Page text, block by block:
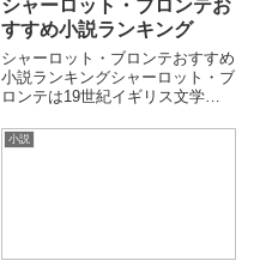
シャーロット・ブロンテお
すすめ小説ランキング
シャーロット・ブロンテおすすめ
小説ランキングシャーロット・ブ
ロンテは19世紀イギリス文学を
愛、階級社会の問題を描いた作品
小説